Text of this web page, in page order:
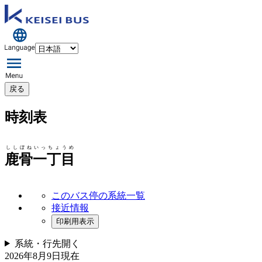
戻る
時刻表
鹿骨一丁目
ししぼねいっちょうめ
このバス停の系統一覧
接近情報
印刷用表示
系統・行先開く
2026年8月9日 現在